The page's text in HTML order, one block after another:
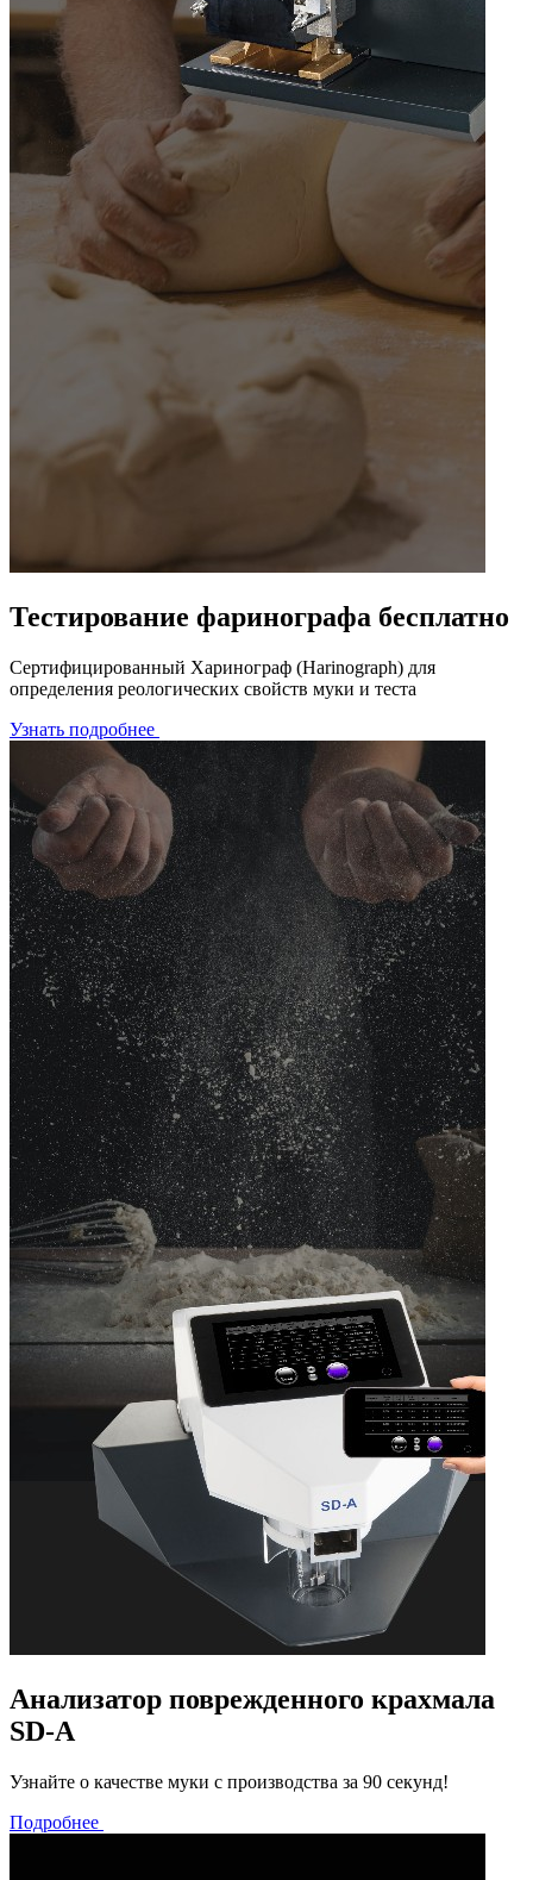
Тестирование фаринографа бесплатно
Сертифицированный Харинограф (Harinograph) для
определения реологических свойств муки и теста
Узнать подробнее
Анализатор поврежденного крахмала
SD-A
Узнайте о качестве муки с производства за 90 секунд!
Подробнее